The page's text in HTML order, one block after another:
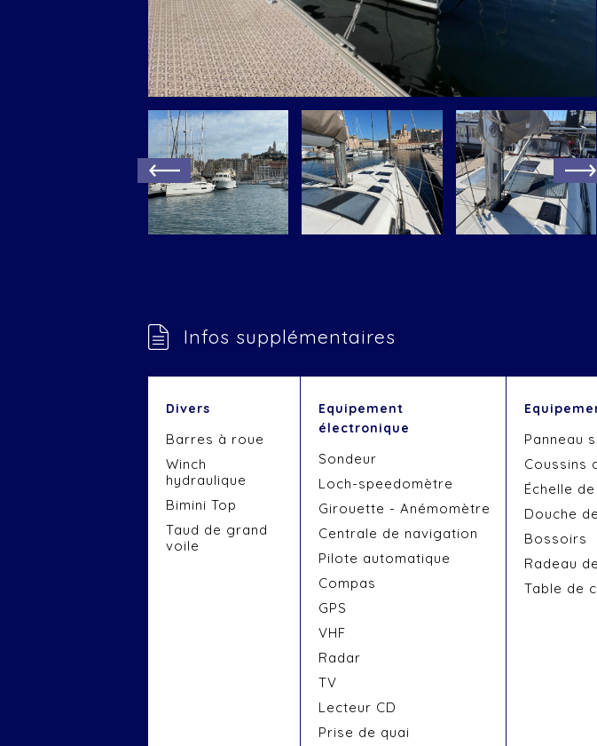
Infos supplémentaires
Divers
Barres à roue
Winch
hydraulique
Bimini Top
Taud de grand
voile
Equipement
électronique
Sondeur
Loch-speedomètre
Girouette - Anémomètre
Centrale de navigation
Pilote automatique
Compas
GPS
VHF
Radar
TV
Lecteur CD
Prise de quai
Panneau
Coussins
Échelle
Douche
Bossoirs
Radeau
Table de